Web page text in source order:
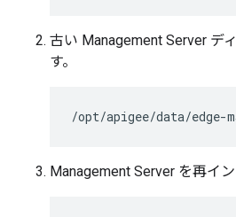
古い Management Server デ
す。
/opt/apigee/data/edge-
Management Server を再イン